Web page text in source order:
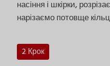
насіння і шкірки,
нарізаємо потовще
2 Крок